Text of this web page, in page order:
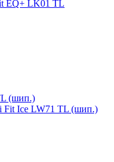
EQ+ LK01 TL
Fit Ice LW71 TL (шип.)